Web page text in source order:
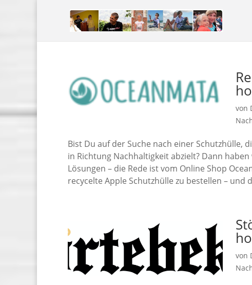
von
Bist Du auf der Suche nach einer Schutzhülle,
in Richtung Nachhaltigkeit abzielt? Dann
Lösungen – die Rede ist vom Online Shop
recycelte Apple Schutzhülle zu bestellen –
von